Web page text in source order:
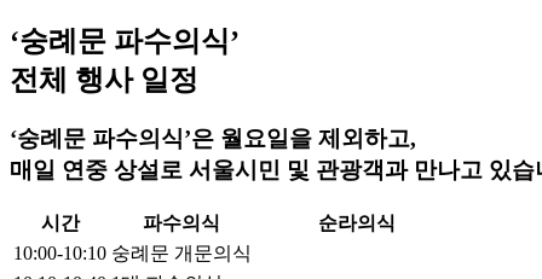
‘숭례문 파수의식’
전체 행사 일정
‘숭례문 파수의식’은 월요일을 제외하고,
매일 연중 상설로 서울시민 및 관광객과 만나고 있습
시간 파수의식
순라의식
10:00-10:10 숭례문 개문의식